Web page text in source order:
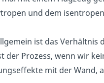
und dem
ist das Verhältnis
der Prozess, wenn wir
mit der Wand,